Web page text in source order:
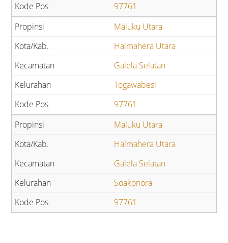
97761
Maluku Utara
Halmahera Utara
Galela Selatan
Togawabesi
97761
Maluku Utara
Halmahera Utara
Galela Selatan
Soakonora
97761